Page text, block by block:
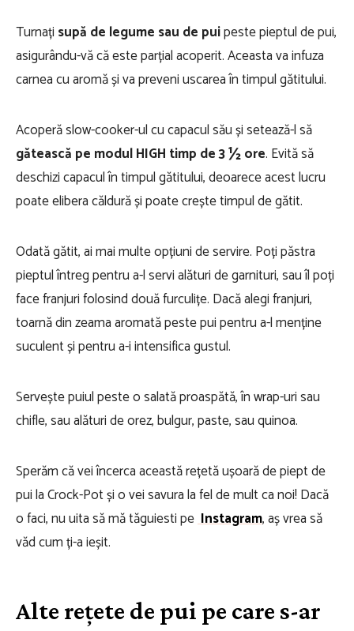
Turnați supă de legume sau de puipeste pieptul de pui,
asigurându-vă că este parțial acoperit. Aceasta va infuza
carnea cu aromă și va preveni uscarea în timpul gătitului.
Acoperă slow-cooker-ul cu capacul său și setează-l să
gătească pe modul HIGH timp de 3 ½ ore. Evită să
deschizi capacul în timpul gătitului, deoarece acest lucru
poate elibera căldură și poate crește timpul de gătit.
Odată gătit, ai mai multe opțiuni de servire. Poți păstra
pieptul întreg pentru a-l servi alături de garnituri, sau îl poți
face franjuri folosind două furculițe. Dacă alegi franjuri,
toarnă din zeama aromată peste pui pentru a-l menține
suculent și pentru a-i intensifica gustul.
Servește puiul peste o salată proaspătă, în wrap-uri sau
chifle, sau alături de orez, bulgur, paste, sau quinoa.
Sperăm că vei încerca această rețetă ușoară de piept de
pui la Crock-Pot și o vei savura la fel de mult ca noi! Dacă
o faci, nu uita să mă tăguiesti peInstagram, aș vrea să
văd cum ți-a ieșit.
Alte rețete de pui pe care s-ar